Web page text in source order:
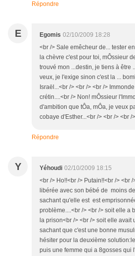
Répondre
E Egomis 02/10/2009 18:28
<br /> Sale emêcheur de... tester
la chèvre c'est pour toi, mÔssieur
trouvé mon ...destin, je tiens à être
veux, je l'exige sinon c'est la ...
Israël...<br /> <br /> <br />
crétin....<br /> Non! mÔssieur
d'ambition que tÔa, mÔa, je veux
cobaye d'Esther...<br /> <br /> <br /
Répondre
Y Yéhoudi 02/10/2009 18:15
<br /> Ho!!<br /> Putain!!<br /> <br
libérée avec son bébé de moins
sachant qu'elle est est
problème....<br /> <br /> soit elle a
la prison<br /> <br /> soit elle avait
sachant que c'est une bonne
hésiter pour la deuxième
puis une femme qui a 8gosses qui